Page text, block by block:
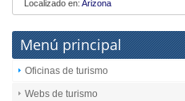
Localizado en: Arizona
Menú principal
Oficinas de turismo
Webs de turismo